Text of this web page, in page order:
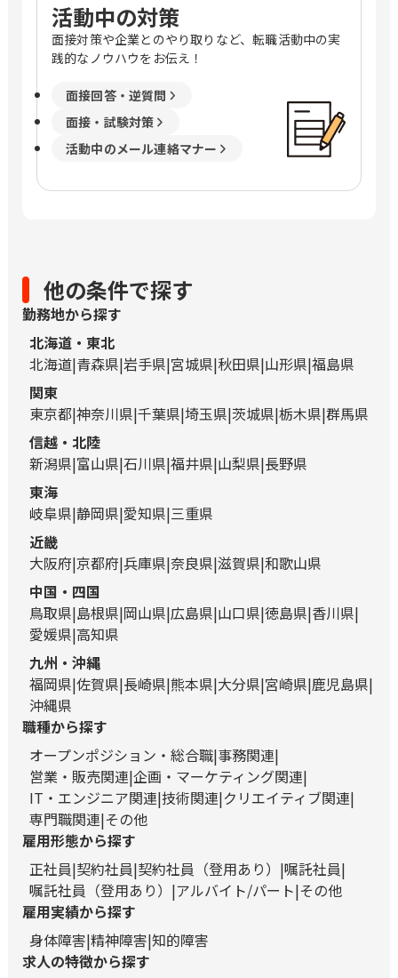
活動中の対策
面接対策や企業とのやり取りなど、転職活動中の実
践的なノウハウをお伝え！
面接回答・逆質問
面接・試験対策
活動中のメール連絡マナー
他の条件で探す
勤務地から探す
北海道・東北
北海道 青森県 岩手県 宮城県 秋田県 山形県 福島県
関東
東京都 神奈川県 千葉県 埼玉県 茨城県 栃木県 群馬県
信越・北陸
新潟県 富山県 石川県 福井県 山梨県 長野県
東海
岐阜県 静岡県 愛知県 三重県
近畿
大阪府 京都府 兵庫県 奈良県 滋賀県 和歌山県
中国・四国
鳥取県 島根県 岡山県 広島県 山口県 徳島県 香川県
愛媛県 高知県
九州・沖縄
福岡県 佐賀県 長崎県 熊本県 大分県 宮崎県 鹿児島県
沖縄県
職種から探す
オープンポジション・総合職 事務関連
営業・販売関連 企画・マーケティング関連
IT・エンジニア関連 技術関連 クリエイティブ関連
専門職関連 その他
雇用形態から探す
正社員 契約社員 契約社員（登用あり）
嘱託社員
嘱託社員（登用あり）
アルバイト/パート その他
雇用実績から探す
身体障害 精神障害 知的障害
求人の特徴から探す